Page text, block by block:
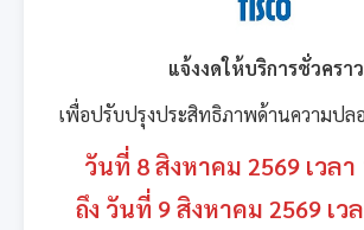
แจ้งงดให้บริการชั่วคราว
เพื่อปรับปรุงประสิทธิภาพด้านความปล
วันที่ 8 สิงหาคม 2569 เวลา
ถึง วันที่ 9 สิงหาคม 2569 เว